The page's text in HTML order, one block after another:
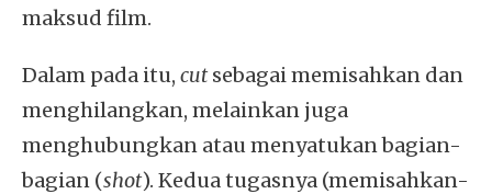
maksud film.
Dalam pada itu, cutsebagai memisahkan dan
menghilangkan, melainkan juga
menghubungkan atau menyatukan bagian-
bagian (shot). Kedua tugasnya (memisahkan-